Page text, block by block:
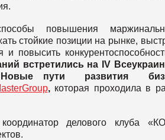
повышения
стойкие позиции на рынке,
повысить
встретились на IV
Новые пути развития
,которая проходила в
делового клуба